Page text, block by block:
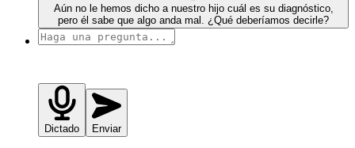
Aún no le hemos dicho a nuestro hijo cuál es su diagnóstico,
pero él sabe que algo anda mal. ¿Qué deberíamos decirle?
Dictado Enviar